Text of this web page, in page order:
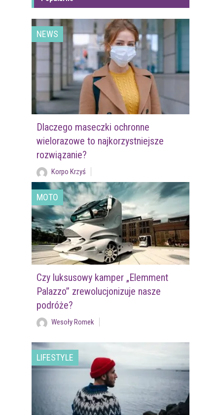
NEWS
Dlaczego maseczki ochronne
wielorazowe to najkorzystniejsze
rozwiązanie?
Korpo Krzyś
MOTO
Czy luksusowy kamper „Elemment
Palazzo” zrewolucjonizuje nasze
podróże?
Wesoły Romek
LIFESTYLE